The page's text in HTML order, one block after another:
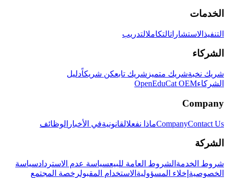
الخدمات
التنفيذ الاستشاراتالتكاملالتدريب
الشركاء
شريك نخبةشريك متميز شريك تابعكن شريكاًدليل
الشركاءOpenEduCat OEM
Company
CompanyContact Us ماذا نفعلالقانونيةفي الأخبار الوظائف
الشركة
شروط الخدمة الشروط العامة للبيعسياسة عدم الاستردادسياسة
الخصوصية إخلاء المسؤولية الاستخدام المقبولرخصة المجتمع